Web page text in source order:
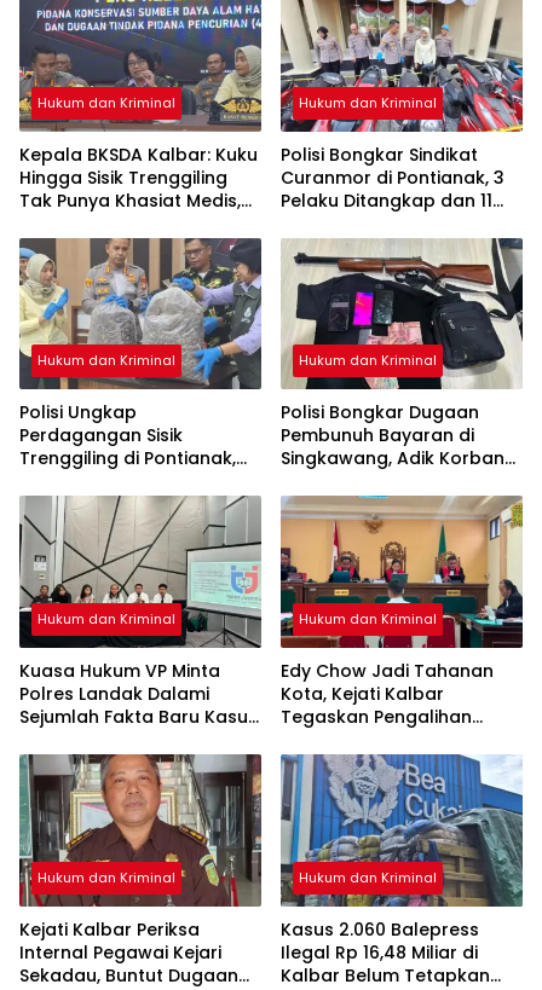
Hukum dan Kriminal
Kepala BKSDA Kalbar: Kuku
Hingga Sisik Trenggiling
Tak Punya Khasiat Medis,
Hukum dan Kriminal
Polisi Bongkar Sindikat
Curanmor di Pontianak, 3
Pelaku Ditangkap dan 11
Hukum dan Kriminal
Polisi Ungkap
Perdagangan Sisik
Trenggiling di Pontianak,
Kuku
Hukum dan Kriminal
Polisi Bongkar Dugaan
Pembunuh Bayaran di
Singkawang, Adik Korban
Hukum dan Kriminal
Kuasa Hukum VP Minta
Polres Landak Dalami
Sejumlah Fakta Baru Kasus
Hukum dan Kriminal
Edy Chow Jadi Tahanan
Kota, Kejati Kalbar
Tegaskan Pengalihan
Hakim
Hukum dan Kriminal
Kejati Kalbar Periksa
Internal Pegawai Kejari
Sekadau, Buntut Dugaan
Hukum dan Kriminal
Kasus 2.060 Balepress
Ilegal Rp 16,48 Miliar di
Kalbar Belum Tetapkan